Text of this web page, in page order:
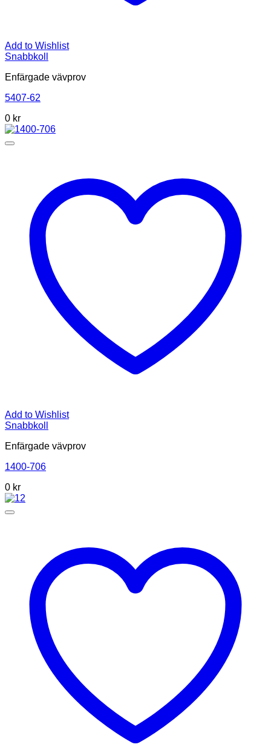
Add to Wishlist
Snabbkoll
Enfärgade vävprov
5407-62
0 kr
Add to Wishlist
Snabbkoll
Enfärgade vävprov
1400-706
0 kr